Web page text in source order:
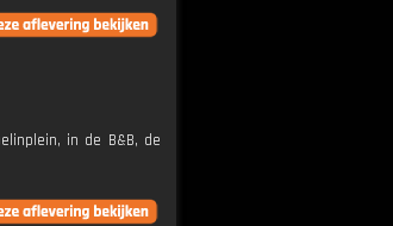
in de B&B, de